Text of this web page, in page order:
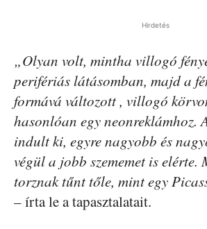
Hirdetés
„Olyan volt, mintha villogó
perifériás látásomban, majd a
formává változott , villogó
hasonlóan egy neonreklámhoz.
indult ki, egyre nagyobb és
végül a jobb szememet is elérte.
torznak tűnt tőle, mint egy
– írta le a tapasztalatait.